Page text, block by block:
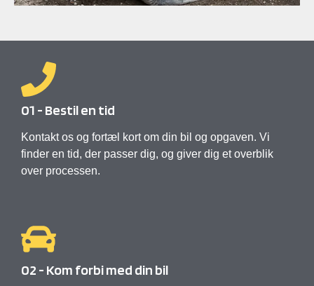
01 - Bestil en tid
Kontakt os og fortæl kort om din bil og opgaven. Vi
finder en tid, der passer dig, og giver dig et overblik
over processen.
02 - Kom forbi med din bil